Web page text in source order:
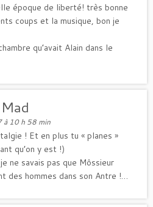
époque de liberté! très bonne
coups et la musique, bon je
qu’avait Alain dans le
10 h 58 min
! Et en plus tu « planes »
qu’on y est !)
ne savais pas que Môssieur
des hommes dans son Antre !…